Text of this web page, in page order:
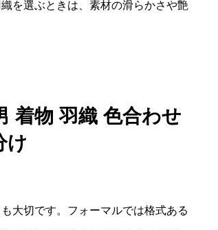
を選ぶときは、素材の滑らかさや艶
着物 羽織 色合わせ
け
大切です。フォーマルでは格式ある